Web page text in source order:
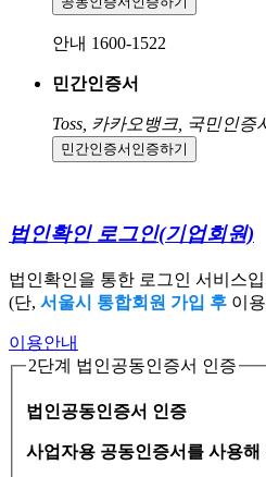
안내 1600-1522
민간인증서
Toss, 카카오뱅크, 국민인
민간인증서 인증하기
법인확인 로그인(기업회원)
법인확인을 통한 로그인 서비스
(단, 서울시 통합회원 가입 후 이
이용안내
2단계 법인공동인증서 인증
법인공동인증서 인증
사업자용 공동인증서를 사용해